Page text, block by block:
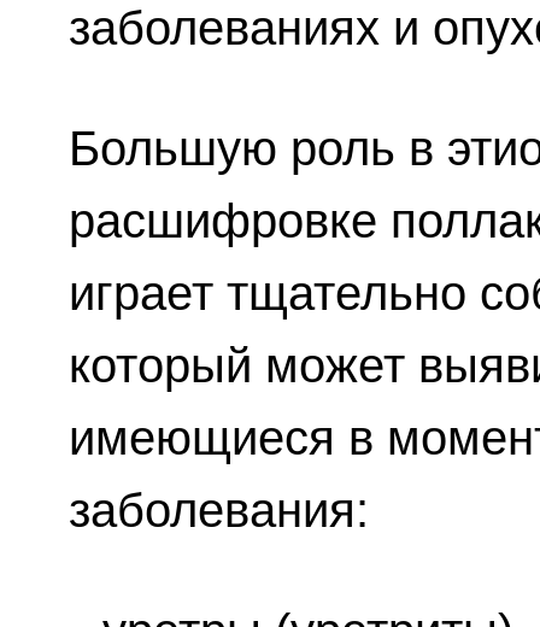
заболеваниях и
Большую роль в
расшифровке
играет тщательно
который может
имеющиеся в
заболевания: